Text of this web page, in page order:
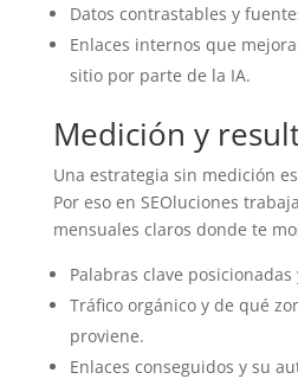
Datos contrastables y
Enlaces internos que
sitio por parte de la IA.
Medición y
Una estrategia sin medición
Por eso en SEOluciones
mensuales claros donde te
Palabras clave
Tráfico orgánico y de qué
proviene.
Enlaces conseguidos y su